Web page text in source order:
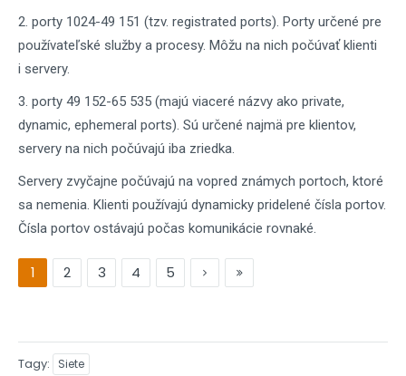
2. porty 1024-49 151 (tzv. registrated ports). Porty určené pre
používateľské služby a procesy. Môžu na nich počúvať klienti
i servery.
3. porty 49 152-65 535 (majú viaceré názvy ako private,
dynamic, ephemeral ports). Sú určené najmä pre klientov,
servery na nich počúvajú iba zriedka.
Servery zvyčajne počúvajú na vopred známych portoch, ktoré
sa nemenia. Klienti používajú dynamicky pridelené čísla portov.
Čísla portov ostávajú počas komunikácie rovnaké.
1 2 3 4 5
Tagy Siete